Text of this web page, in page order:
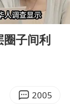
贯穿浙江
被收150元
发
不了锅
儿子陪躺平老爹体验外卖员火了
06:12
圈子间利
2005